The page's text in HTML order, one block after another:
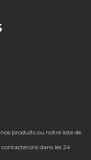
produits ou notre liste de
dans les 24